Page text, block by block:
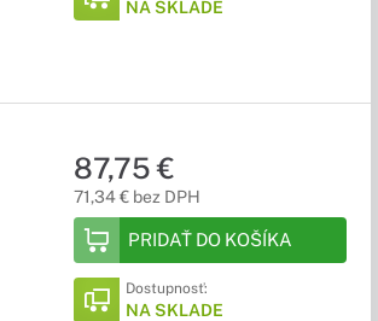
NA SKLADE
87,75 €
71,34 € bez DPH
PRIDAŤ DO KOŠÍKA
Dostupnosť:
NA SKLADE